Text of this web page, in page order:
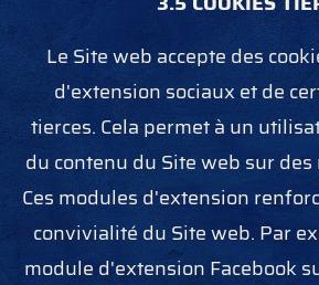
Le Site web accepte des
d'extension sociaux et de
tierces. Cela permet à un
du contenu du Site web sur
Ces modules d'extension
convivialité du Site web. Par
module d'extension Facebook